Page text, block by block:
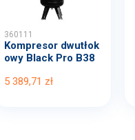
360111
Kompresor dwutłok
owy Black Pro B38
5 389,71 zł